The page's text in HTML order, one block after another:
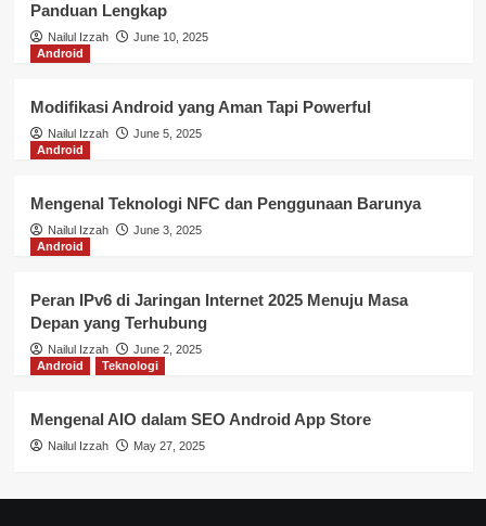
Panduan Lengkap
Nailul Izzah
June 10, 2025
Android
Modifikasi Android yang Aman Tapi Powerful
Nailul Izzah
June 5, 2025
Android
Mengenal Teknologi NFC dan Penggunaan Barunya
Nailul Izzah
June 3, 2025
Android
Peran IPv6 di Jaringan Internet 2025 Menuju Masa
Depan yang Terhubung
Nailul Izzah
June 2, 2025
Android
Teknologi
Mengenal AIO dalam SEO Android App Store
Nailul Izzah May 27, 2025